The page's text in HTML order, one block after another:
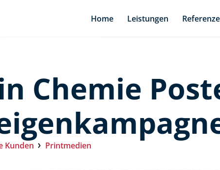
Home Leistungen
Chemie
Kunden Printmedien